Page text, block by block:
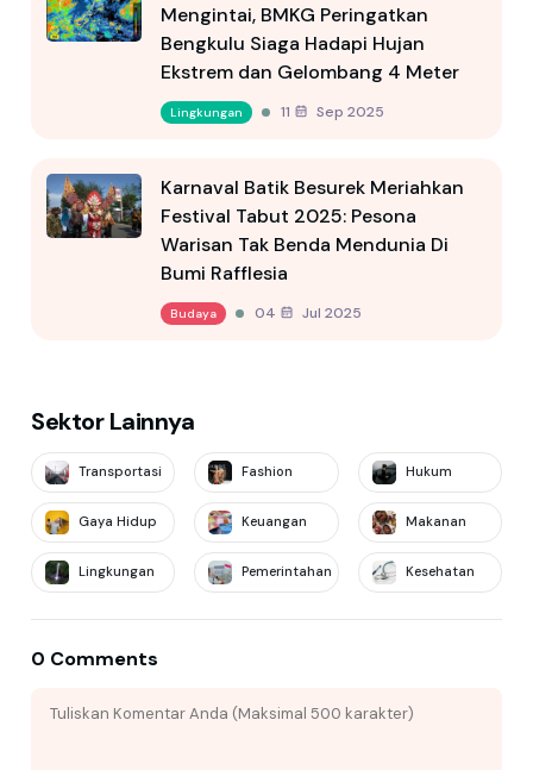
Mengintai, BMKG Peringatkan
Bengkulu Siaga Hadapi Hujan
Ekstrem dan Gelombang 4 Meter
Lingkungan 11 Sep 2025
Karnaval Batik Besurek Meriahkan
Festival Tabut 2025: Pesona
Warisan Tak Benda Mendunia Di
Bumi Rafflesia
Budaya 04 Jul 2025
Sektor Lainnya
Transportasi Fashion Hukum
Gaya Hidup Keuangan Makanan
Lingkungan Pemerintahan Kesehatan
0 Comments